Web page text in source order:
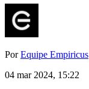
PorEquipe Empiricus
04 mar 2024, 15:22